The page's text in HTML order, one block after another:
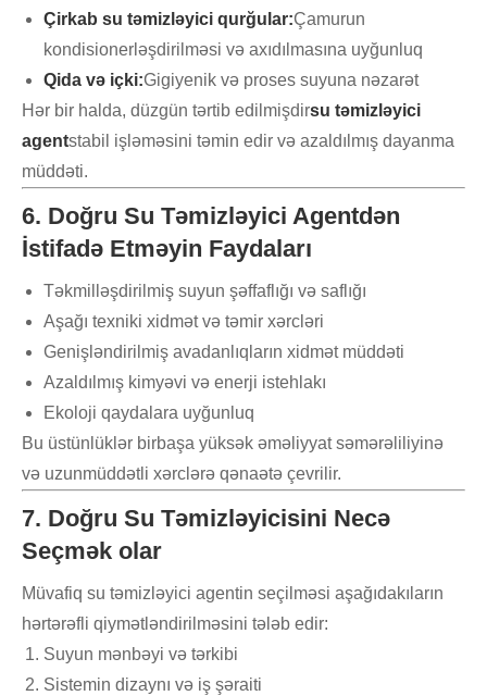
Çirkab su təmizləyici qurğular:Çamurun
kondisionerləşdirilməsi və axıdılmasına uyğunluq
Qida və içki:Gigiyenik və proses suyuna nəzarət
Hər bir halda, düzgün tərtib edilmişdirsu təmizləyici
agentstabil işləməsini təmin edir və azaldılmış dayanma
müddəti.
6. Doğru Su Təmizləyici Agentdən
İstifadə Etməyin Faydaları
Təkmilləşdirilmiş suyun şəffaflığı və saflığı
Aşağı texniki xidmət və təmir xərcləri
Genişləndirilmiş avadanlıqların xidmət müddəti
Azaldılmış kimyəvi və enerji istehlakı
Ekoloji qaydalara uyğunluq
Bu üstünlüklər birbaşa yüksək əməliyyat səmərəliliyinə
və uzunmüddətli xərclərə qənaətə çevrilir.
7. Doğru Su Təmizləyicisini Necə
Seçmək olar
Müvafiq su təmizləyici agentin seçilməsi aşağıdakıların
hərtərəfli qiymətləndirilməsini tələb edir:
Suyun mənbəyi və tərkibi
Sistemin dizaynı və iş şəraiti